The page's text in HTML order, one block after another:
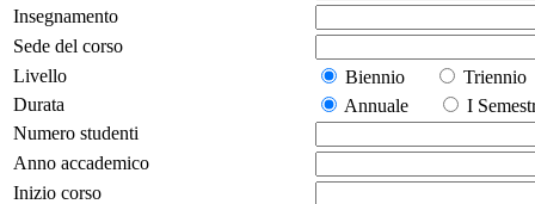
Insegnamento
Sede del corso
Livello
Biennio
Durata
Annuale
I
Numero studenti
Anno accademico
Inizio corso